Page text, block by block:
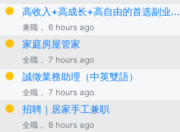
高收入+高成长+高自由的首选副业...
兼職， 6 hours ago
家庭房屋管家
全職， 7 hours ago
誠徵業務助理（中英雙語）
全職， 7 hours ago
招聘｜居家手工兼职
全職， 8 hours ago